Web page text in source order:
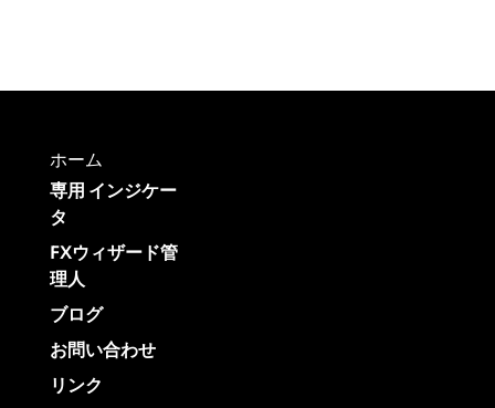
ホーム
専用 インジケー
タ
FXウィザード管
理人
ブログ
お問い合わせ
リンク